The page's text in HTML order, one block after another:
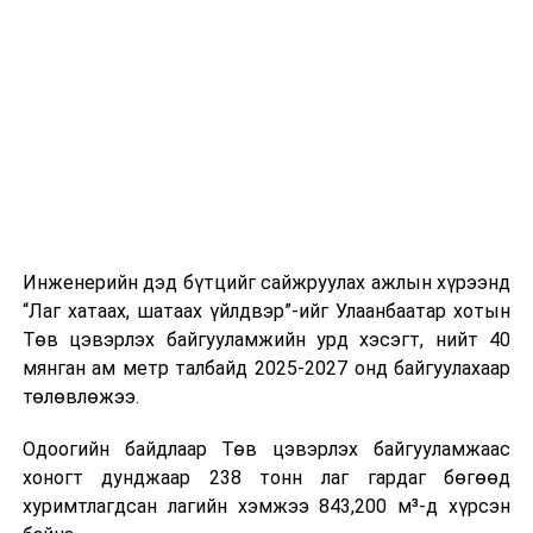
өдөр тутмын ажлын бэлэн байдлыг хангах зэрэг
практик ур чадварыг сургалтын хөтөлбөрт тусгажээ.
Сургалтыг танилцуулах лекц, асуулт-хариулт,
жишээнд суурилсан сургалт, багаар ажиллах дасгал,
танилцах, онцгой нөхцөлд ажиллах дадлага зэрэг
онол, практик хосолсон хэлбэрээр зохион байгуулж
байна.
Инженерийн дэд бүтцийг сайжруулах ажлын хүрээнд
“Лаг хатаах, шатаах үйлдвэр”-ийг Улаанбаатар хотын
Төв цэвэрлэх байгууламжийн урд хэсэгт, нийт 40
мянган ам метр талбайд 2025-2027 онд байгуулахаар
төлөвлөжээ.
Одоогийн байдлаар Төв цэвэрлэх байгууламжаас
хоногт дунджаар 238 тонн лаг гардаг бөгөөд
хуримтлагдсан лагийн хэмжээ 843,200 м³-д хүрсэн